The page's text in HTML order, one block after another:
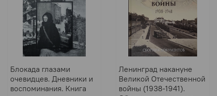
Блокада глазами
очевидцев. Дневники и
воспоминания. Книга
Ленинград накануне
Великой Отечественной
войны (1938-1941).